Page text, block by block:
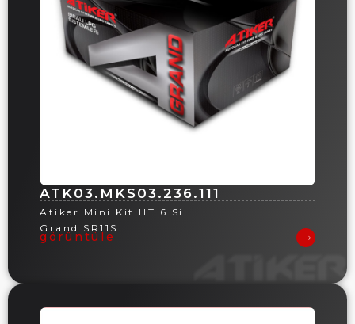
ATK03.MKS03.236.111
Atiker Mini Kit HT 6 Sil.
Grand SR11S
görüntüle